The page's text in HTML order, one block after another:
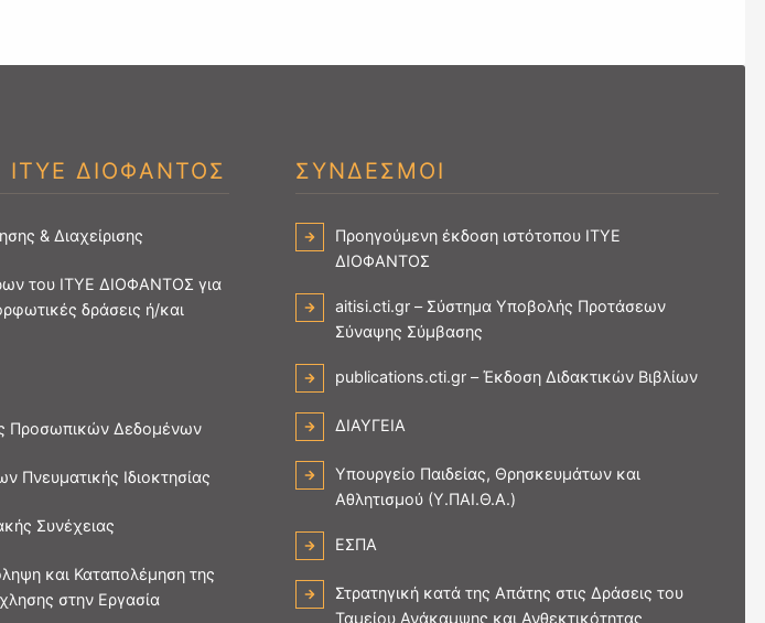
ΔΙΟΦΑΝΤΟΣ
& Διαχείρισης
του ΙΤΥΕ ΔΙΟΦΑΝΤΟΣ για
δράσεις ή/και
Προσωπικών Δεδομένων
Πνευματικής Ιδιοκτησίας
Συνέχειας
και Καταπολέμηση της
στην Εργασία
ΣΥΝΔΕΣΜΟΙ
Προηγούμενη έκδοση ιστότοπου ΙΤΥΕ
ΔΙΟΦΑΝΤΟΣ
aitisi.cti.gr – Σύστημα Υποβολής Προτάσεων
Σύναψης Σύμβασης
publications.cti.gr – Έκδοση Διδακτικών Βιβλίων
ΔΙΑΥΓΕΙΑ
Υπουργείο Παιδείας, Θρησκευμάτων και
Αθλητισμού (Υ.ΠΑΙ.Θ.Α.)
ΕΣΠΑ
Στρατηγική κατά της Απάτης στις Δράσεις του
Ταμείου Ανάκαμψης και Ανθεκτικότητας